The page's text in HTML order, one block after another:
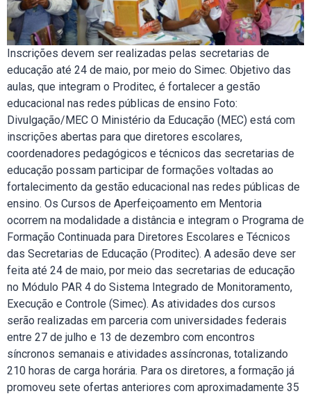
Inscrições devem ser realizadas pelas secretarias de
educação até 24 de maio, por meio do Simec. Objetivo das
aulas, que integram o Proditec, é fortalecer a gestão
educacional nas redes públicas de ensino Foto:
Divulgação/MEC O Ministério da Educação (MEC) está com
inscrições abertas para que diretores escolares,
coordenadores pedagógicos e técnicos das secretarias de
educação possam participar de formações voltadas ao
fortalecimento da gestão educacional nas redes públicas de
ensino. Os Cursos de Aperfeiçoamento em Mentoria
ocorrem na modalidade a distância e integram o Programa de
Formação Continuada para Diretores Escolares e Técnicos
das Secretarias de Educação (Proditec). A adesão deve ser
feita até 24 de maio, por meio das secretarias de educação
no Módulo PAR 4 do Sistema Integrado de Monitoramento,
Execução e Controle (Simec). As atividades dos cursos
serão realizadas em parceria com universidades federais
entre 27 de julho e 13 de dezembro com encontros
síncronos semanais e atividades assíncronas, totalizando
210 horas de carga horária. Para os diretores, a formação já
promoveu sete ofertas anteriores com aproximadamente 35